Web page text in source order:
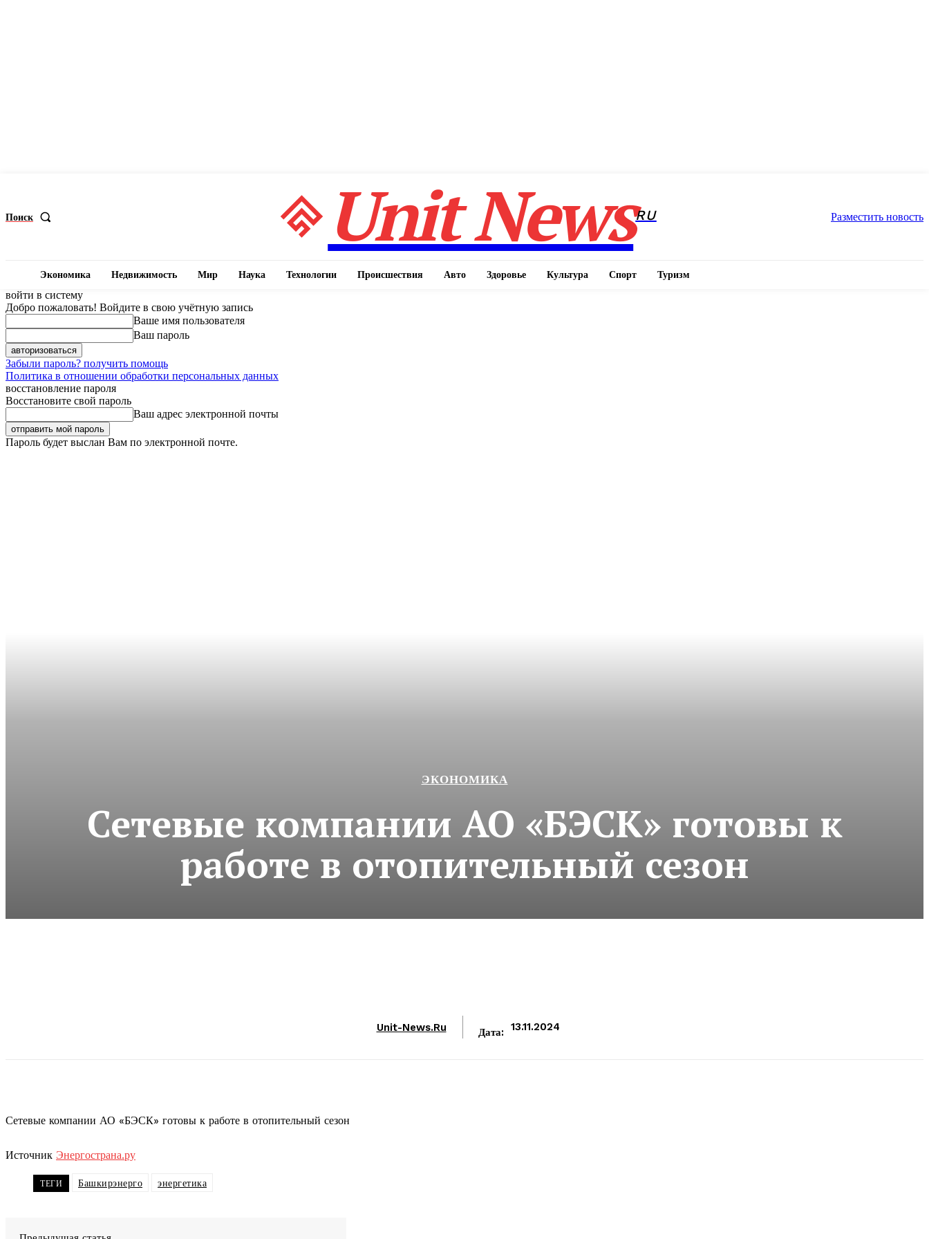
Поиск Unit NewsRU Разместить новость
Экономика Недвижимость Мир Наука Технологии Происшествия Авто Здоровье Культура Спорт Туризм
войти в систему
Добро пожаловать! Войдите в свою учётную запись
Ваше имя пользователя
Ваш пароль
Забыли пароль? получить помощь
Политика в отношении обработки персональных данных
восстановление пароля
Восстановите свой пароль
Ваш адрес электронной почты
Пароль будет выслан Вам по электронной почте.
ЭКОНОМИКА
Сетевые компании АО «БЭСК» готовы к
работе в отопительный сезон
Unit-News.ru Дата: 13.11.2024
Сетевые компании АО «БЭСК» готовы к работе в отопительный сезон
Источник Энергострана.ру
ТЕГИ Башкирэнерго энергетика